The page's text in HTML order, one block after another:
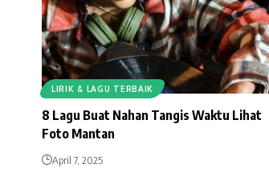
LIRIK & LAGU TERBAIK
8 Lagu Buat Nahan Tangis Waktu Lihat
Foto Mantan
April 7, 2025